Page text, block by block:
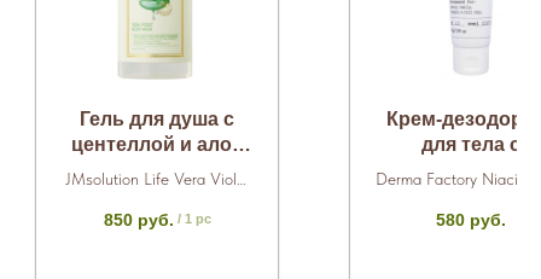
Гель для душа с
центеллой и алоэ
500 мл.
JMsolution Life Vera Violet
850 руб. / 1 pc
Крем-
для тела с
ниацинамидом
мл.
Derma Factory
580 руб.